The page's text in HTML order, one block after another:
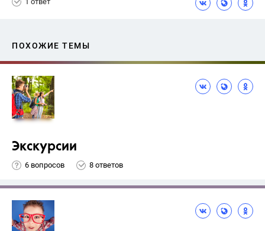
ПОХОЖИЕ ТЕМЫ
Экскурсии
6 вопросов 8 ответов